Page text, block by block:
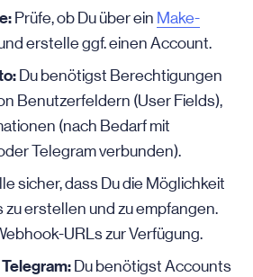
Prüfe, ob Du über ein Make-
erstelle ggf. einen Account.
Du benötigst Berechtigungen
Benutzerfeldern (User Fields),
(nach Bedarf mit
Telegram verbunden).
sicher, dass Du die Möglichkeit
zu erstellen und zu empfangen.
URLs zur Verfügung.
Du benötigst Accounts